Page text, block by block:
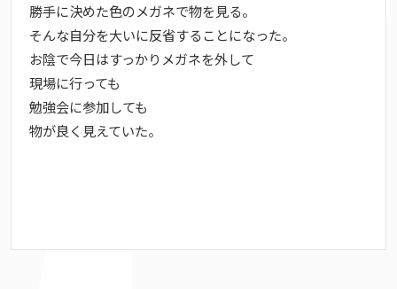
勝手に決めた色のメガネで物を見る。
そんな自分を大いに反省することになった。
お陰で今日はすっかりメガネを外して
現場に行っても
勉強会に参加しても
物が良く見えていた。